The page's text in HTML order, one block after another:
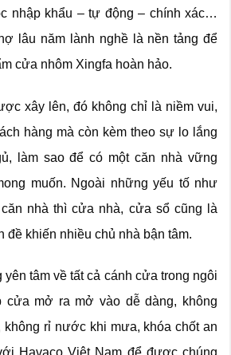
nhập khẩu – tự động – chính xác…
lâu năm lành nghề là nền tảng để
cửa nhôm Xingfa hoàn hảo.
xây lên, đó không chỉ là niềm vui,
hàng mà còn kèm theo sự lo lắng
làm sao để có một căn nhà vững
muốn. Ngoài những yếu tố như
nhà thì cửa nhà, cửa sổ cũng là
đề khiến nhiều chủ nhà bận tâm.
tâm về tất cả cánh cửa trong ngôi
cửa mở ra mở vào dễ dàng, không
không rỉ nước khi mưa, khóa chốt an